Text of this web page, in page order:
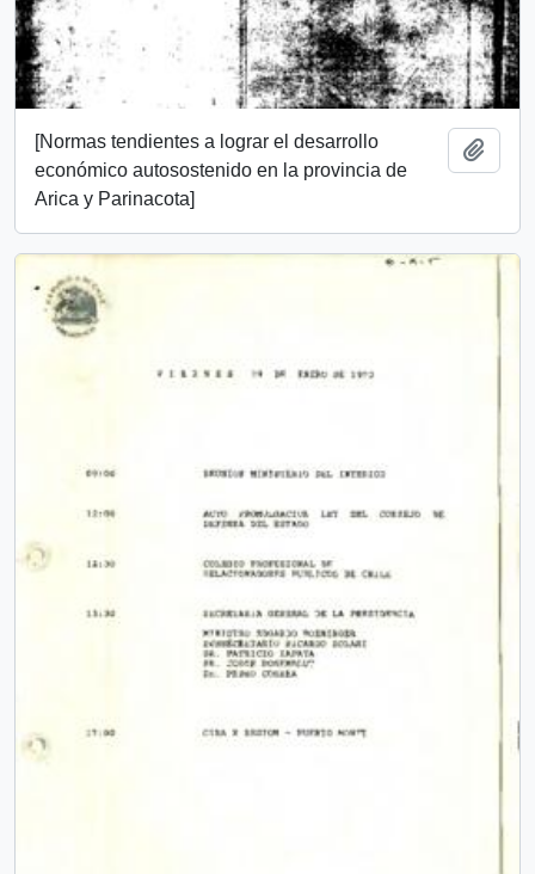
[Normas tendientes a lograr el desarrollo
económico autosostenido en la provincia de
Arica y Parinacota]